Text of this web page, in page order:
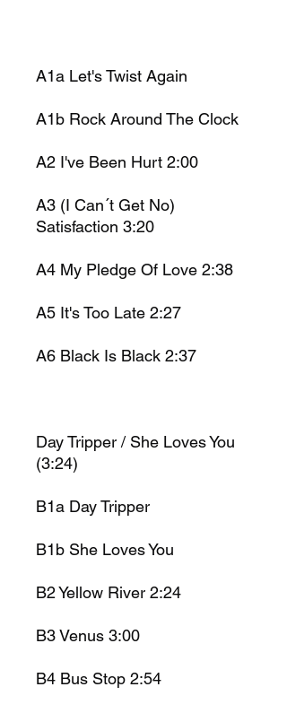
A1a Let's Twist Again
A1b Rock Around The Clock
A2 I've Been Hurt 2:00
A3 (I Can´t Get No)
Satisfaction 3:20
A4 My Pledge Of Love 2:38
A5 It's Too Late 2:27
A6 Black Is Black 2:37
Day Tripper / She Loves You
(3:24)
B1a Day Tripper
B1b She Loves You
B2 Yellow River 2:24
B3 Venus 3:00
B4 Bus Stop 2:54